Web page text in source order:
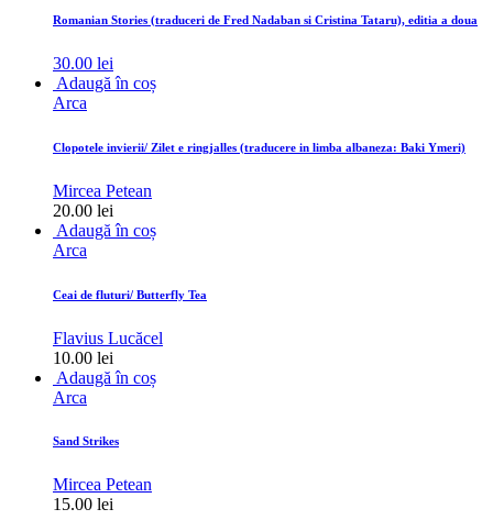
Romanian Stories (traduceri de Fred Nadaban si Cristina Tataru), editia a doua
30.00 lei
Adaugă în coș
Arca
Clopotele invierii/ Zilet e ringjalles (traducere in limba albaneza: Baki Ymeri)
Mircea Petean
20.00 lei
Adaugă în coș
Arca
Ceai de fluturi/ Butterfly Tea
Flavius Lucăcel
10.00 lei
Adaugă în coș
Arca
Sand Strikes
Mircea Petean
15.00 lei